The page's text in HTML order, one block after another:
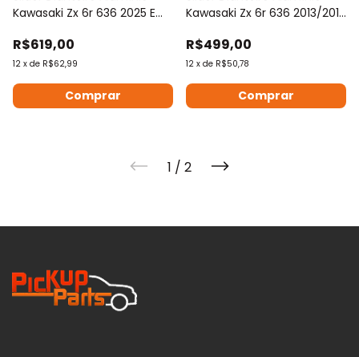
Kawasaki Zx 6r 636 2025 Em
R$619,00
12 x de R$62,99
Comprar
Kawasaki Zx 6r 636 2013/2015
R$499,00
12 x de R$50,78
Comprar
1 / 2